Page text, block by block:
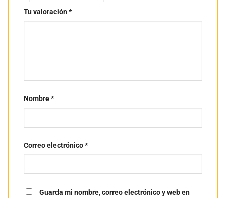
Tu valoración*
Nombre*
Correo electrónico*
Guarda mi nombre, correo electrónico y web en